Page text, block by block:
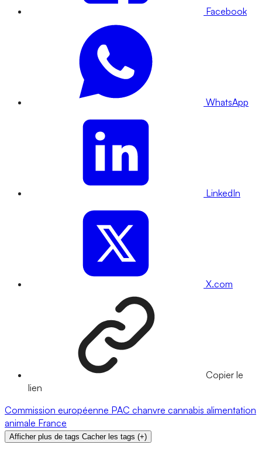
Facebook
WhatsApp
LinkedIn
X.com
Copier le
lien
Commission européenne PAC chanvre cannabis alimentation
animale France
Afficher plus de tags Cacher les tags (+)